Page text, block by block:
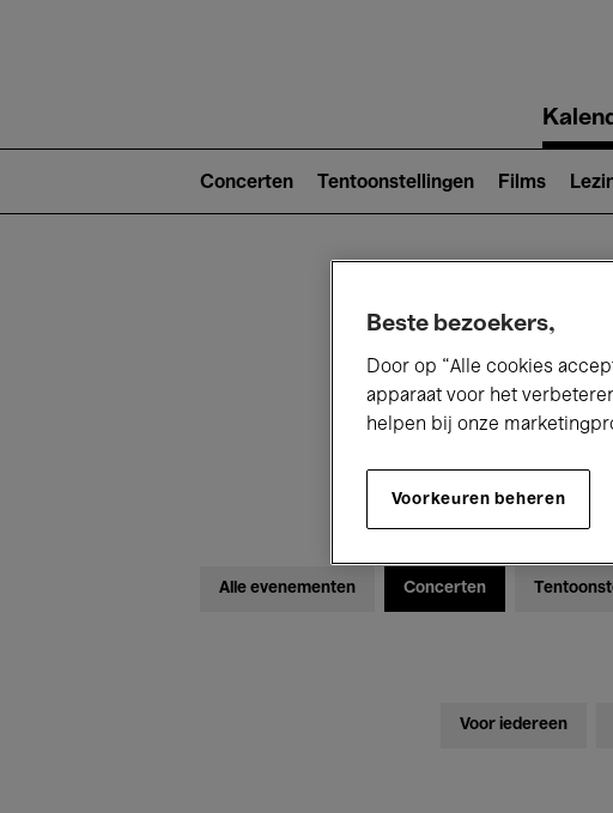
navigation
2)
Concerten Tentoonstellingen Films
Alle evenementen Concerten
Voor iedereen
Beste bezoekers,
Door op “Alle cookies
apparaat voor het
helpen bij onze
Voorkeuren beheren